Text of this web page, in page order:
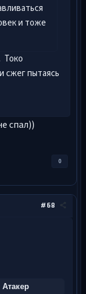
и тоже
Токо
сжег пытаясь
спал))
0
#68
Атакер